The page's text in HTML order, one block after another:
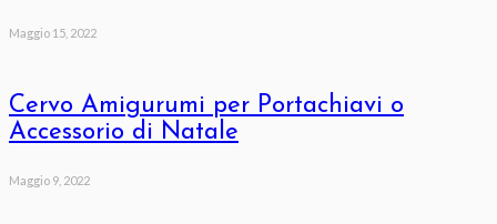
Maggio 15, 2022
Cervo Amigurumi per Portachiavi o
Accessorio di Natale
Maggio 9, 2022